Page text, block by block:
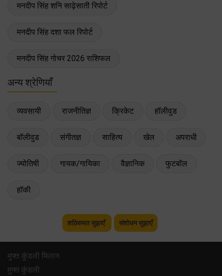
मनदीप सिंह शनि साढ़ेसाती रिपोर्ट
मनदीप सिंह दशा फल रिपोर्ट
मनदीप सिंह गोचर 2026 राशिफल
अन्य श्रेणियाँ
व्यवसायी राजनीतिज्ञ क्रिकेट हॉलीवुड
बॉलीवुड संगीतज्ञ साहित्य खेल अपराधी
ज्योतिषी गायक/गायिका वैज्ञानिक फुटबॉल
हॉकी
शख़्सियत सुझाएँ संशोधन सुझाएँ
मुफ्त कुंडली मिलान
मुफ्त कुंडली